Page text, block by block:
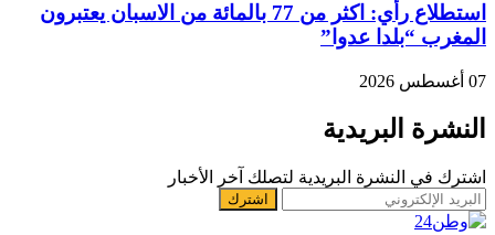
استطلاع رأي: اكثر من 77 بالمائة من الاسبان يعتبرون
المغرب “بلدا عدوا”
07 أغسطس 2026
النشرة البريدية
اشترك في النشرة البريدية لتصلك آخر الأخبار